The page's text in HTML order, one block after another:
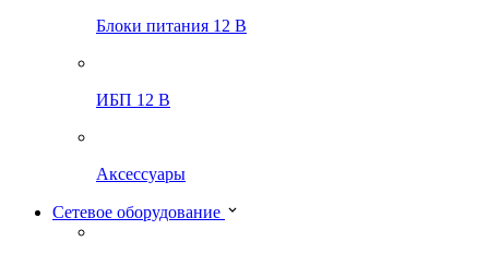
Блоки питания 12 В
ИБП 12 В
Аксессуары
Сетевое оборудование